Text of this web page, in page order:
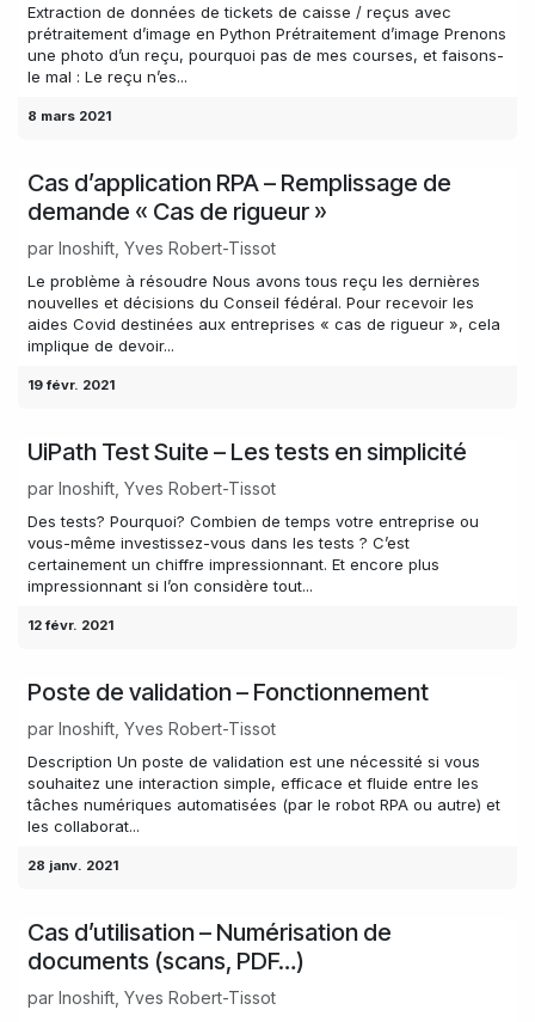
Extraction de données de tickets de caisse / reçus avec
prétraitement d’image en Python Prétraitement d’image Prenons
une photo d’un reçu, pourquoi pas de mes courses, et faisons-
le mal : Le reçu n’es...
8 mars 2021
Cas d’application RPA – Remplissage de
demande « Cas de rigueur »
par Inoshift, Yves Robert-Tissot
Le problème à résoudre Nous avons tous reçu les dernières
nouvelles et décisions du Conseil fédéral. Pour recevoir les
aides Covid destinées aux entreprises « cas de rigueur », cela
implique de devoir...
19 févr. 2021
UiPath Test Suite – Les tests en simplicité
par Inoshift, Yves Robert-Tissot
Des tests? Pourquoi? Combien de temps votre entreprise ou
vous-même investissez-vous dans les tests ? C’est
certainement un chiffre impressionnant. Et encore plus
impressionnant si l’on considère tout...
12 févr. 2021
Poste de validation – Fonctionnement
par Inoshift, Yves Robert-Tissot
Description Un poste de validation est une nécessité si vous
souhaitez une interaction simple, efficace et fluide entre les
tâches numériques automatisées (par le robot RPA ou autre) et
les collaborat...
28 janv. 2021
Cas d’utilisation – Numérisation de
documents (scans, PDF…)
par Inoshift, Yves Robert-Tissot